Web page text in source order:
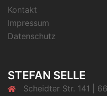
Kontakt
Impressum
Datenschutz
STEFAN SELLE
Scheidter Str. 141 |